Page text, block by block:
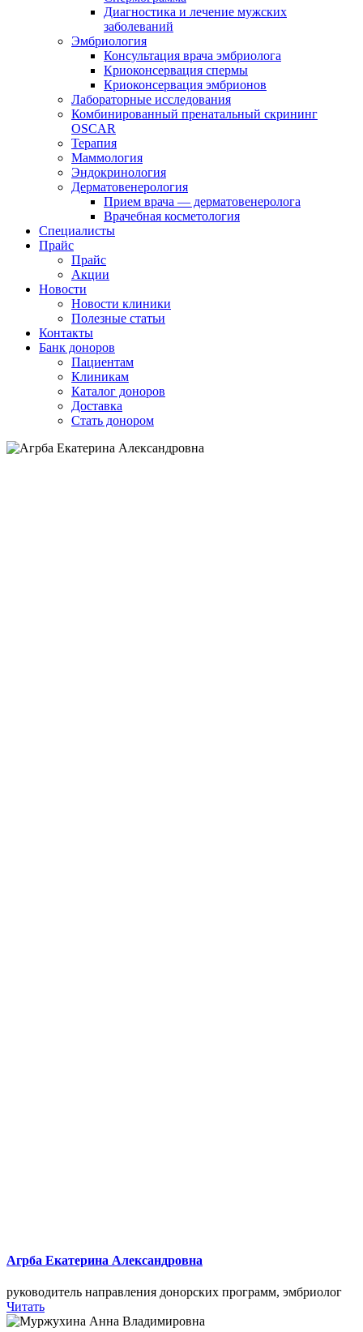
Диагностика и лечение мужских
заболеваний
Эмбриология
Консультация врача эмбриолога
Криоконсервация спермы
Криоконсервация эмбрионов
Лабораторные исследования
Комбинированный пренатальный скрининг
OSCAR
Терапия
Маммология
Эндокринология
Дерматовенерология
Прием врача — дерматовенеролога
Врачебная косметология
Специалисты
Прайс
Прайс
Акции
Новости
Новости клиники
Полезные статьи
Контакты
Банк доноров
Пациентам
Клиникам
Каталог доноров
Доставка
Стать донором
Агрба Екатерина Александровна
руководитель направления донорских программ, эмбриолог
Читать